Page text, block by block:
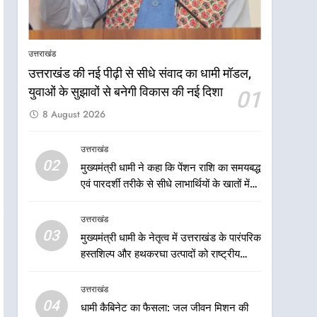
उत्तराखंड
उत्तराखंड की नई पीढ़ी से सीधे संवाद का धामी मॉडल,
युवाओं के सुझावों से बनेगी विकास की नई दिशा
01
8 August 2026
02
उत्तराखंड
मुख्यमंत्री धामी ने कहा कि पेंशन राशि का समयबद्ध
एवं पारदर्शी तरीके से सीधे लाभार्थियों के खातों में
सरकारी योजनाओं का सीधे लाभ मिल रहा है
03
उत्तराखंड
मुख्यमंत्री धामी के नेतृत्व में उत्तराखंड के पारंपरिक
हस्तशिल्प और हथकरघा उत्पादों को राष्ट्रीय
04
उत्तराखंड
धामी कैबिनेट का फैसला: जल जीवन मिशन की
केंद्रीय मंत्री अजय टम्टा और
मुख्यमंत्री धामी की बैठक, सड़क
परियोजनाओं पर हुआ मंथन
7
एमडीडीए बोर्ड बैठक में 25 विकास
प्रस्तावों को मिली मंजूरी, देहरादून-
8
मुख्यमंत्री धामी के प्रयासों से
बनबसा रेलवे स्टेशन पर अछनेरा-
1
उत्तराखंड की नई पीढ़ी से सीधे
दिशा